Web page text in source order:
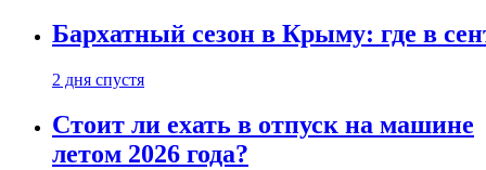
Бархатный сезон в Крыму: где в
2 дня спустя
Стоит ли ехать в отпуск на машине
летом 2026 года?